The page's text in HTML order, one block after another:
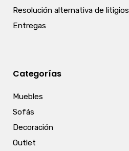
Resolución alternativa de litigios
Entregas
Categorías
Muebles
Sofás
Decoración
Outlet